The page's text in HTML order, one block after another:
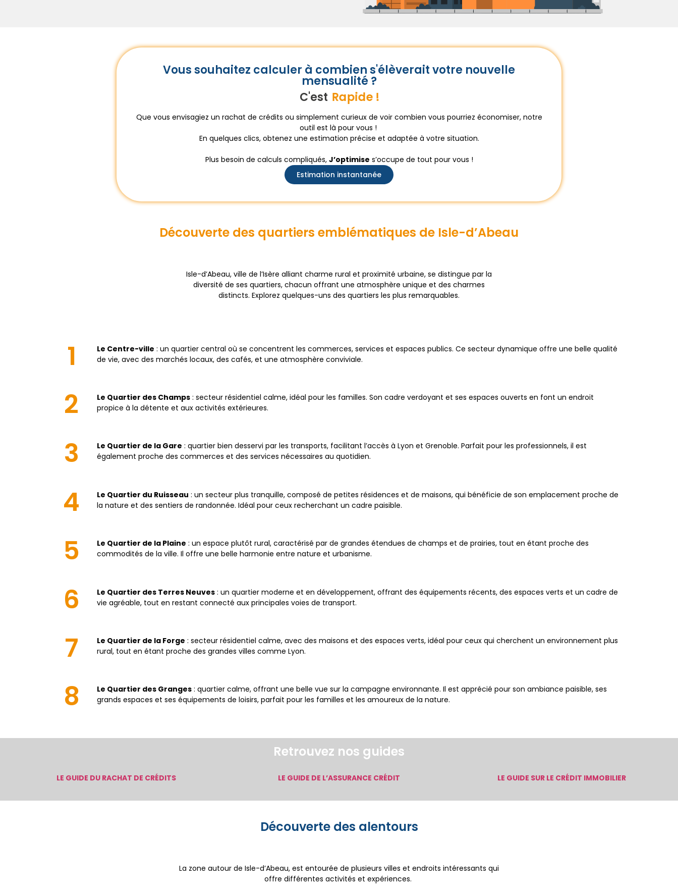
Vous souhaitez calculer à combien s'élèverait votre nouvelle
mensualité ?
C'estPossible !
Que vous envisagiez un rachat de crédits ou simplement curieux de voir combien vous pourriez économiser, notre
outil est là pour vous !
En quelques clics, obtenez une estimation précise et adaptée à votre situation.
Plus besoin de calculs compliqués, J’optimise s’occupe de tout pour vous !
Estimation instantanée
Découverte des quartiers emblématiques de Isle-d’Abeau
Isle-d’Abeau, ville de l’Isère alliant charme rural et proximité urbaine, se distingue par la
diversité de ses quartiers, chacun offrant une atmosphère unique et des charmes
distincts. Explorez quelques-uns des quartiers les plus remarquables.
1 Le Centre-ville : un quartier central où se concentrent les commerces, services et espaces publics. Ce secteur dynamique offre une belle qualité
de vie, avec des marchés locaux, des cafés, et une atmosphère conviviale.
2 Le Quartier des Champs: secteur résidentiel calme, idéal pour les familles. Son cadre verdoyant et ses espaces ouverts en font un endroit
propice à la détente et aux activités extérieures.
3 Le Quartier de la Gare : quartier bien desservi par les transports, facilitant l’accès à Lyon et Grenoble. Parfait pour les professionnels, il est
également proche des commerces et des services nécessaires au quotidien.
4 Le Quartier du Ruisseau : un secteur plus tranquille, composé de petites résidences et de maisons, qui bénéficie de son emplacement proche de
la nature et des sentiers de randonnée. Idéal pour ceux recherchant un cadre paisible.
5 Le Quartier de la Plaine : un espace plutôt rural, caractérisé par de grandes étendues de champs et de prairies, tout en étant proche des
commodités de la ville. Il offre une belle harmonie entre nature et urbanisme.
6 Le Quartier des Terres Neuves: un quartier moderne et en développement, offrant des équipements récents, des espaces verts et un cadre de
vie agréable, tout en restant connecté aux principales voies de transport.
7 Le Quartier de la Forge : secteur résidentiel calme, avec des maisons et des espaces verts, idéal pour ceux qui cherchent un environnement plus
rural, tout en étant proche des grandes villes comme Lyon.
8 Le Quartier des Granges: quartier calme, offrant une belle vue sur la campagne environnante. Il est apprécié pour son ambiance paisible, ses
grands espaces et ses équipements de loisirs, parfait pour les familles et les amoureux de la nature.
Retrouvez nos guides
LE GUIDE DU RACHAT DE CRÉDITS LE GUIDE DE L’ASSURANCE CRÉDIT LE GUIDE SUR LE CRÉDIT IMMOBILIER
Découverte des alentours
La zone autour de Isle-d’Abeau, est entourée de plusieurs villes et endroits intéressants qui
offre différentes activités et expériences.